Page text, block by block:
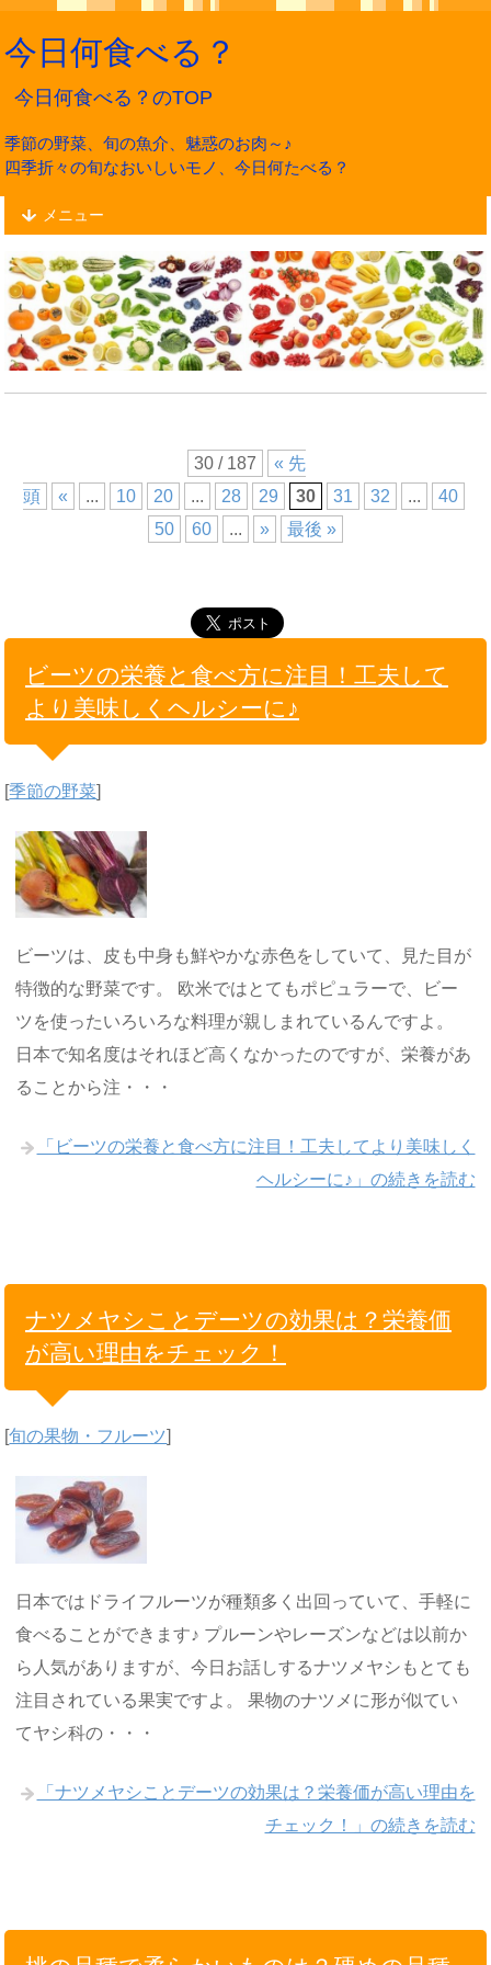
今日何食べる？
今日何食べる？のTOP
季節の野菜、旬の魚介、魅惑のお肉～♪
四季折々の旬なおいしいモノ、今日何たべる？
メニュー
30 / 187
« 先
頭
« ... 10 20 ... 28 29 30 31 32 ...
40
50
60 ... » 最後 »
ビーツの栄養と食べ方に注目！工夫して
より美味しくヘルシーに♪
[季節の野菜]
ビーツは、皮も中身も鮮やかな赤色をしていて、見た目が
特徴的な野菜です。 欧米ではとてもポピュラーで、ビー
ツを使ったいろいろな料理が親しまれているんですよ。
日本で知名度はそれほど高くなかったのですが、栄養があ
ることから注・・・
「ビーツの栄養と食べ方に注目！工夫してより美味しく
ヘルシーに♪」の続きを読む
ナツメヤシことデーツの効果は？栄養価
が高い理由をチェック！
[旬の果物・フルーツ]
日本ではドライフルーツが種類多く出回っていて、手軽に
食べることができます♪ プルーンやレーズンなどは以前か
ら人気がありますが、今日お話しするナツメヤシもとても
注目されている果実ですよ。 果物のナツメに形が似てい
てヤシ科の・・・
「ナツメヤシことデーツの効果は？栄養価が高い理由を
チェック！」の続きを読む